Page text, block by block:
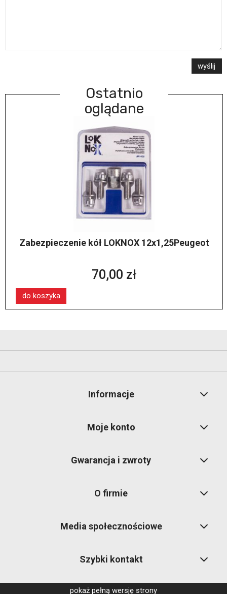
wyślij
Ostatnio
oglądane
Zabezpieczenie kół LOKNOX 12x1,25Peugeot
70,00 zł
do koszyka
Informacje
Moje konto
Gwarancja i zwroty
O firmie
Media społecznościowe
Szybki kontakt
pokaż pełną wersję strony